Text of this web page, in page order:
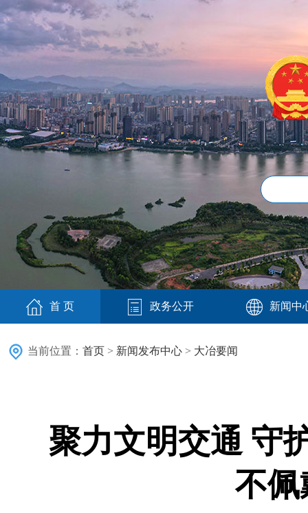
首 页 政务公开 新闻中
当前位置： 首页 > 新闻发布中心 > 大冶要闻
聚力文明交通 守
不佩